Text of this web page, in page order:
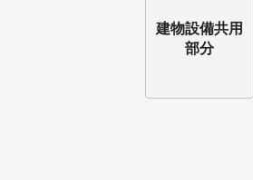
建物設備共用
部分